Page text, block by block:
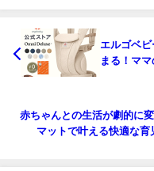
エルゴベ
まる！マ
赤ちゃんとの生活が劇的に
マットで叶える快適な